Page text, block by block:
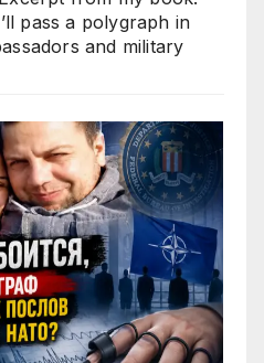
pass a polygraph in
and military